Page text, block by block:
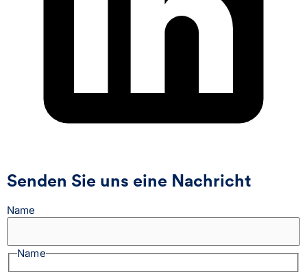
Senden Sie uns eine Nachricht
Name
Name